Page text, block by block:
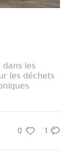
dans les
les déchets
0 1